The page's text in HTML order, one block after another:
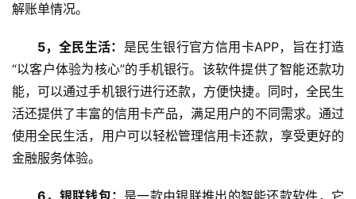
首
页
解账单情况。
5，全民生活： 是民生银行官方信用卡APP，旨在打造
“以客户体验为核心”的手机银行。该软件提供了智能还款功
能，可以通过手机银行进行还款，方便快捷。同时，全民生
活还提供了丰富的信用卡产品，满足用户的不同需求。通过
使用全民生活，用户可以轻松管理信用卡还款，享受更好的
金融服务体验。